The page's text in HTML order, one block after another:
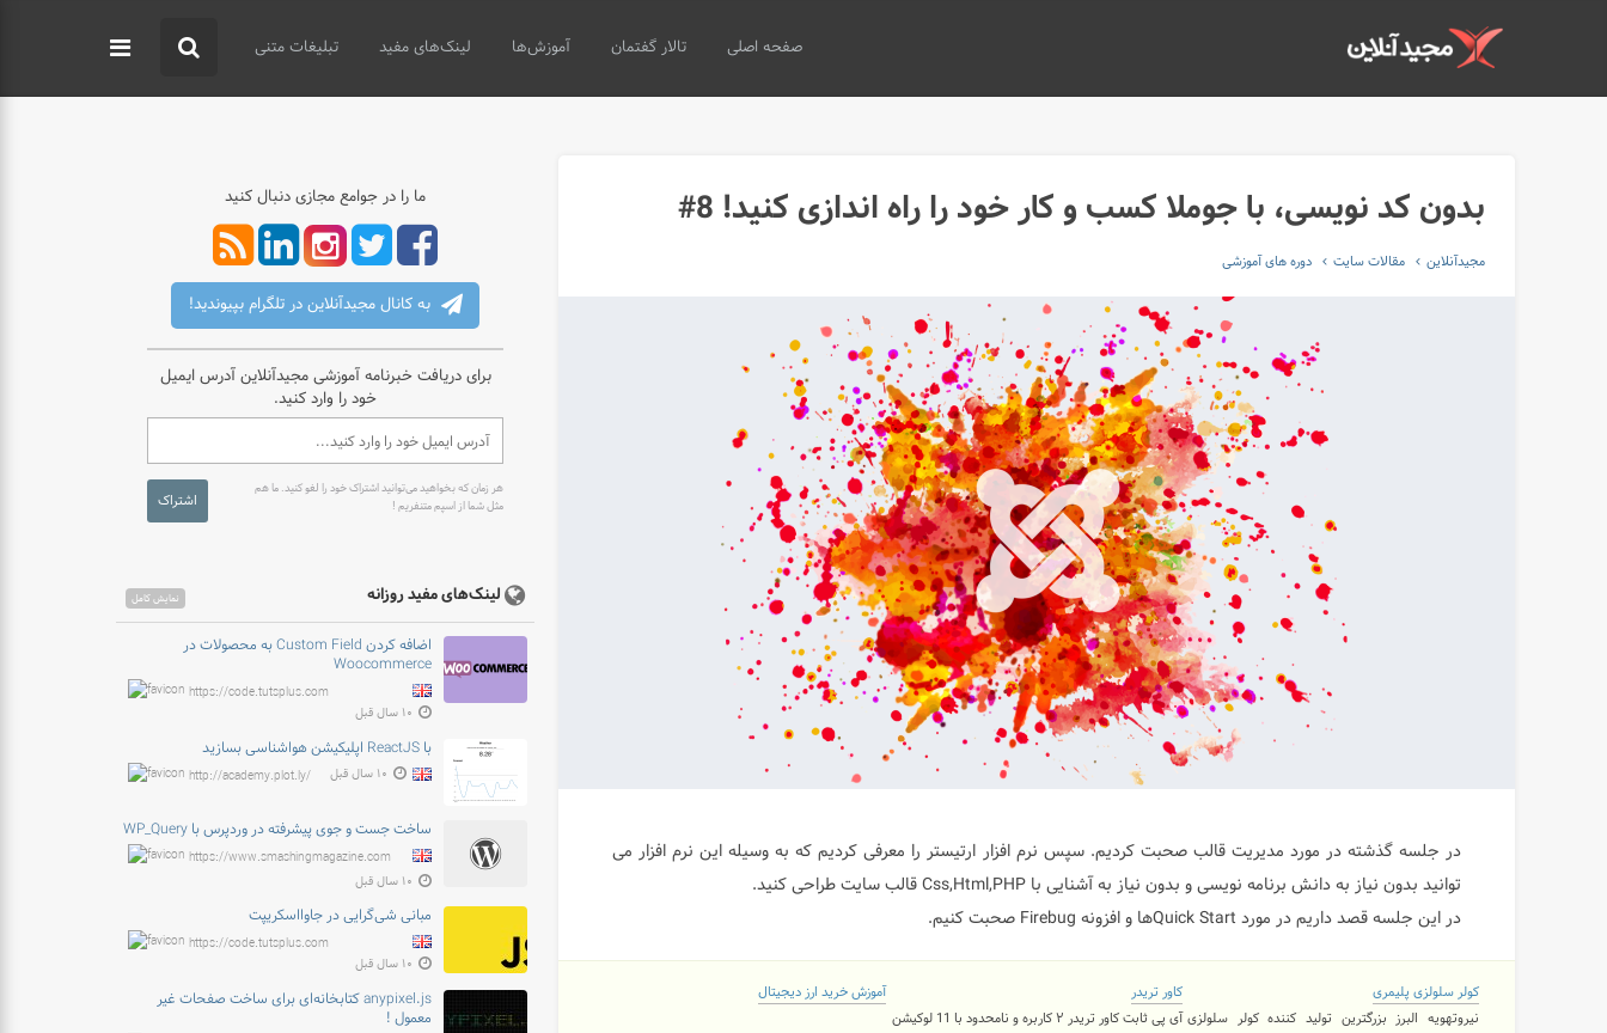
صفحه اصلی تالار گفتمان آموزش‌ها لینک‌های مفید تبلیغات متنی
بدون کد نویسی، با جوملا کسب و کار خود را راه اندازی کنید! 8#
مجیدآنلاین مقالات سایت دوره های آموزشی
در جلسه گذشته در مورد مدیریت قالب صحبت کردیم. سپس نرم افزار ارتیستر را معرفی کردیم که به وسیله این نرم افزار می
توانید بدون نیاز به دانش برنامه نویسی و بدون نیاز به آشنایی با Css,Html,PHP قالب سایت طراحی کنید.
در این جلسه قصد داریم در مورد Quick Startها و افزونه Firebug صحبت کنیم.
کولر سلولزی پلیمری
نیروتهویه البرز بزرگترین تولید کننده کولر سلولزی
کاور تریدر
آی پی ثابت کاور تریدر ۲ کاربره و نامحدود با 11 لوکیشن
آموزش خرید ارز دیجیتال
ما را در جوامع مجازی دنبال کنید
به کانال مجیدآنلاین در تلگرام بپیوندید!
برای دریافت خبرنامه آموزشی مجیدآنلاین آدرس ایمیل
خود را وارد کنید.
هر زمان که بخواهید می‌توانید اشتراک خود را لغو کنید. ما هم
مثل شما از اسپم متنفریم !
اشتراک
لینک‌های مفید روزانه نمایش کامل
اضافه کردن Custom Field به محصولات در
Woocommerce
https://code.tutsplus.com
۱۰ سال قبل
با ReactJS اپلیکیشن هواشناسی بسازید
http://academy.plot.ly/ ۱۰ سال قبل
ساخت جست و جوی پیشرفته در وردپرس با WP_Query
https://www.smashingmagazine.com
۱۰ سال قبل
مبانی شی‌گرایی در جاوااسکریپت
https://code.tutsplus.com
۱۰ سال قبل
anypixel.js کتابخانه‌ای برای ساخت صفحات غیر
معمول !